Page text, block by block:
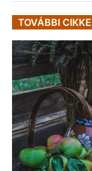
TOVÁBBI